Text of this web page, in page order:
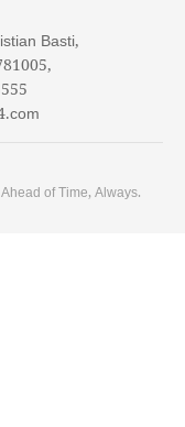
Basti,
of Time, Always.